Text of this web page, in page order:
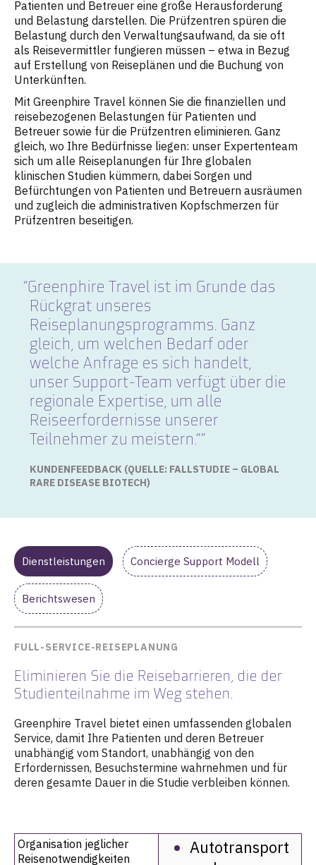
Patienten und Betreuer eine große Herausforderung
und Belastung darstellen. Die Prüfzentren spüren die
Belastung durch den Verwaltungsaufwand, da sie oft
als Reisevermittler fungieren müssen – etwa in Bezug
auf Erstellung von Reiseplänen und die Buchung von
Unterkünften.
Mit Greenphire Travel können Sie die finanziellen und
reisebezogenen Belastungen für Patienten und
Betreuer sowie für die Prüfzentren eliminieren. Ganz
gleich, wo Ihre Bedürfnisse liegen: unser Expertenteam
sich um alle Reiseplanungen für Ihre globalen
klinischen Studien kümmern, dabei Sorgen und
Befürchtungen von Patienten und Betreuern ausräumen
und zugleich die administrativen Kopfschmerzen für
Prüfzentren beseitigen.
Greenphire Travel ist im Grunde das
Rückgrat unseres
Reiseplanungsprogramms. Ganz
gleich, um welchen Bedarf oder
welche Anfrage es sich handelt,
unser Support-Team verfügt über die
regionale Expertise, um alle
Reiseerfordernisse unserer
Teilnehmer zu meistern.“”
KUNDENFEEDBACK (QUELLE: FALLSTUDIE – GLOBAL
RARE DISEASE BIOTECH)
Dienstleistungen Concierge Support Modell
Berichtswesen
FULL-SERVICE-REISEPLANUNG
Eliminieren Sie die Reisebarrieren, die der
Studienteilnahme im Weg stehen.
Greenphire Travel bietet einen umfassenden globalen
Service, damit Ihre Patienten und deren Betreuer
unabhängig vom Standort, unabhängig von den
Erfordernissen, Besuchstermine wahrnehmen und für
deren gesamte Dauer in die Studie verbleiben können.
Organisation jeglicher
Reisenotwendigkeiten
Autotransport